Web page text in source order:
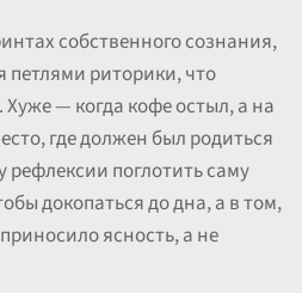
собственного сознания,
петлями риторики, что
— когда кофе остыл, а на
где должен был родиться
рефлексии поглотить саму
докопаться до дна, а в том,
ясность, а не